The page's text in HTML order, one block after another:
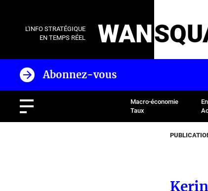
L'INFO STRATÉGIQUE
EN TEMPS RÉEL
WAN
Abonnez-vous
Macro-économie
Taux